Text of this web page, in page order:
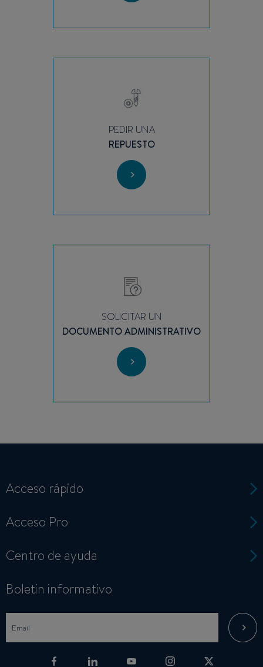
PEDIR UNA
REPUESTO
SOLICITAR UN
DOCUMENTO ADMINISTRATIVO
Acceso rápido
Acceso Pro
Centro de ayuda
Boletin informativo